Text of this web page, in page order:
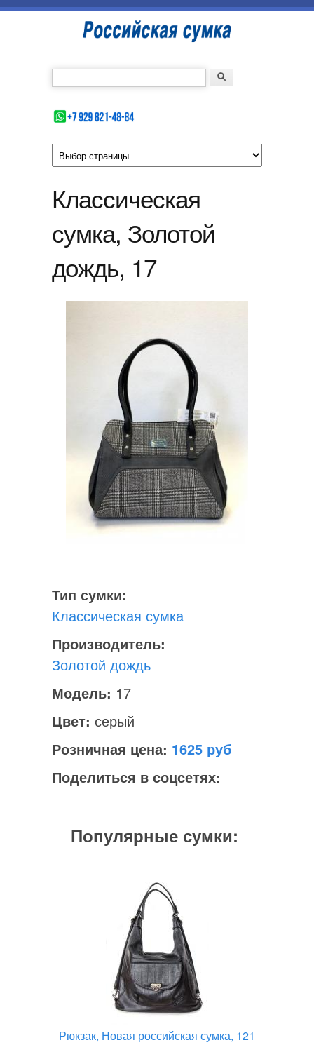
Перейти к основному содержанию
Российская
сумка
Форма поиска Поиск
Классическая
сумка, Золотой
дождь, 17
Тип сумки:
Классическая сумка
Производитель:
Золотой дождь
Модель: 17
Цвет: серый
Розничная цена: 1625
Поделиться в соцсетях:
Популярные сумки:
Рюкзак, Новая российская сумка, 121